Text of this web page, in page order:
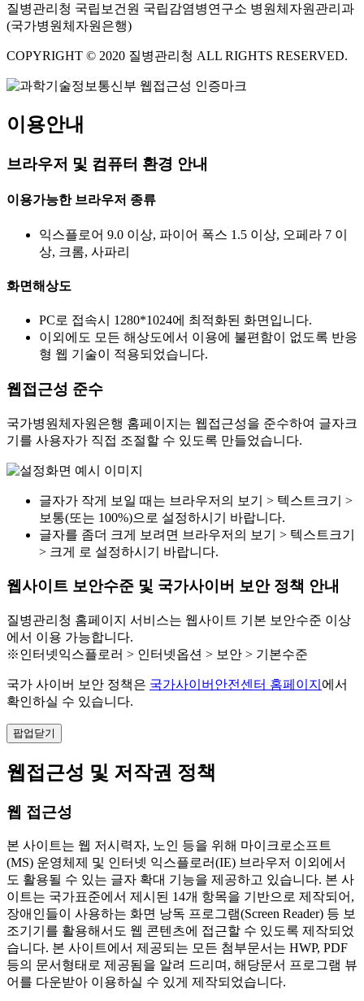
질병관리청 국립보건원 국립감염병연구소 병원체자원관리과
(국가병원체자원은행)
COPYRIGHT © 2020 질병관리청 ALL RIGHTS RESERVED.
이용안내
브라우저 및 컴퓨터 환경 안내
이용가능한 브라우저 종류
익스플로어 9.0 이상, 파이어 폭스 1.5 이상, 오페라 7 이
상, 크롬, 사파리
화면해상도
PC로 접속시 1280*1024에 최적화된 화면입니다.
이외에도 모든 해상도에서 이용에 불편함이 없도록 반응
형 웹 기술이 적용되었습니다.
웹접근성 준수
국가병원체자원은행 홈페이지는 웹접근성을 준수하여 글자크
기를 사용자가 직접 조절할 수 있도록 만들었습니다.
글자가 작게 보일 때는 브라우저의 보기 > 텍스트크기 >
보통(또는 100%)으로 설정하시기 바랍니다.
글자를 좀더 크게 보려면 브라우저의 보기 > 텍스트크기
> 크게 로 설정하시기 바랍니다.
웹사이트 보안수준 및 국가사이버 보안 정책 안내
질병관리청 홈페이지 서비스는 웹사이트 기본 보안수준 이상
에서 이용 가능합니다.
※인터넷익스플로러 > 인터넷옵션 > 보안 > 기본수준
국가 사이버 보안 정책은 국가사이버안전센터 홈페이지 에서
확인하실 수 있습니다.
팝업닫기
웹접근성 및 저작권 정책
웹 접근성
본 사이트는 웹 저시력자, 노인 등을 위해 마이크로소프트
(MS) 운영체제 및 인터넷 익스플로러(IE) 브라우저 이외에서
도 활용될 수 있는 글자 확대 기능을 제공하고 있습니다. 본 사
이트는 국가표준에서 제시된 14개 항목을 기반으로 제작되어,
장애인들이 사용하는 화면 낭독 프로그램(Screen Reader) 등 보
조기기를 활용해서도 웹 콘텐츠에 접근할 수 있도록 제작되었
습니다. 본 사이트에서 제공되는 모든 첨부문서는 HWP, PDF
등의 문서형태로 제공됨을 알려 드리며, 해당문서 프로그램 뷰
어를 다운받아 이용하실 수 있게 제작되었습니다.